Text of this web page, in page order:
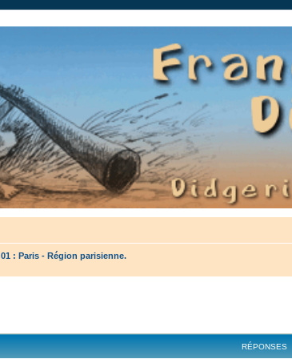
01 : Paris - Région parisienne.
RÉPONSES